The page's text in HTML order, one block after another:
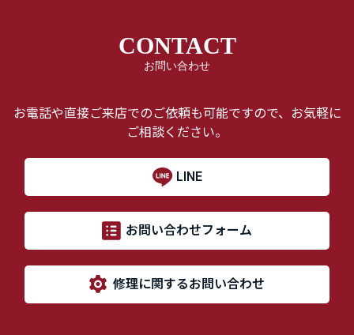
CONTACT
お問い合わせ
お電話や直接ご来店でのご依頼も可能ですので、お気軽に
ご相談ください。
LINE
お問い合わせフォーム
修理に関するお問い合わせ